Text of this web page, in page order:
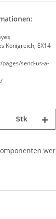
Königreich, EX14
send-us-a-
Stk